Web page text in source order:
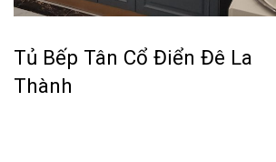
Tủ Bếp Tân Cổ Điển Đê La
Thành